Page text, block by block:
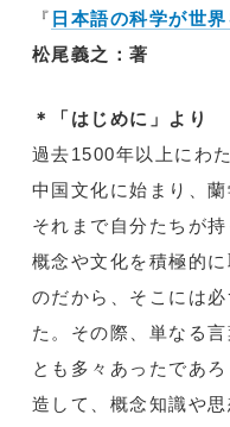
『 日本語の科学が世
松尾義之：著
＊「はじめに」より
過去1500年以上にわ
中国文化に始まり、
それまで自分たちが
概念や文化を積極的
のだから、そこには
た。その際、単なる
とも多々あったであ
造して、概念知識や